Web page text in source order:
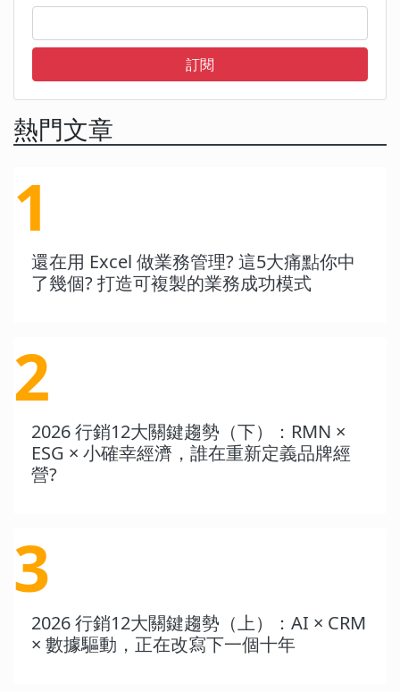
訂閱
熱門文章
1
還在用 Excel 做業務管理? 這5大痛點你中
了幾個? 打造可複製的業務成功模式
2
2026 行銷12大關鍵趨勢（下）：RMN ×
ESG × 小確幸經濟，誰在重新定義品牌經
營?
3
2026 行銷12大關鍵趨勢（上）：AI × CRM
× 數據驅動，正在改寫下一個十年